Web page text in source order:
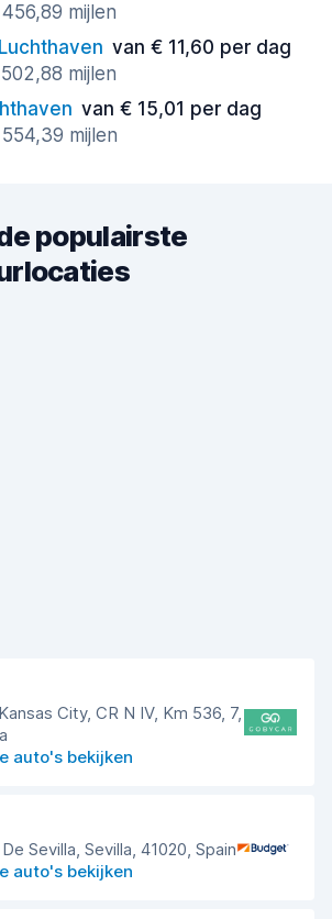
mijlen
van € 11,60 per dag
mijlen
van € 15,01 per dag
mijlen
populairste
City, CR N IV, Km 536, 7,
auto's bekijken
Sevilla, Sevilla, 41020, Spain
auto's bekijken